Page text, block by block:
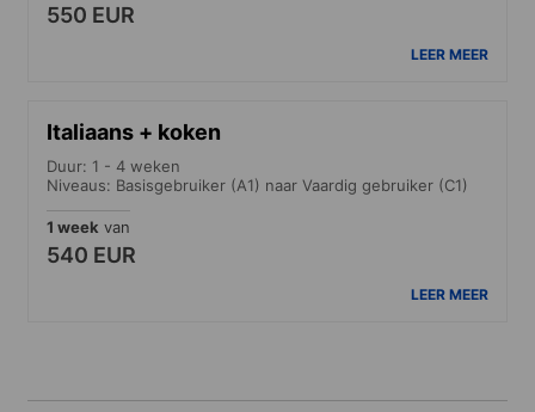
550 EUR
LEER MEER
Italiaans + koken
Duur: 1 - 4 weken
Niveaus: Basisgebruiker (A1) naar Vaardig gebruiker (C1)
1 week van
540 EUR
LEER MEER